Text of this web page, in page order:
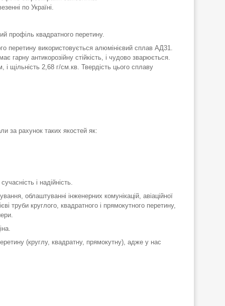
по Україні.
профіль квадратного перетину.
перетину використовується алюмінієвий сплав АД31.
гарну антикорозійну стійкість, і чудово зварюється.
щільність 2,68 г/см.кв. Твердість цього сплаву
за рахунок таких якостей як:
і надійність.
облаштуванні інженерних комунікацій, авіаційної
труби круглого, квадратного і прямокутного перетину,
(круглу, квадратну, прямокутну), адже у нас